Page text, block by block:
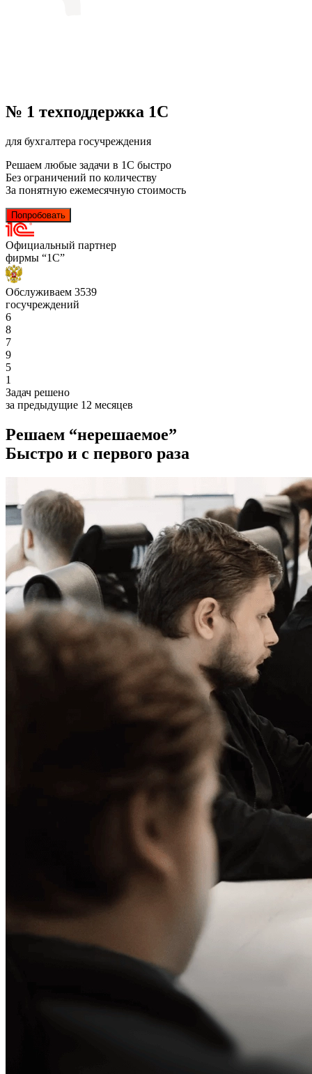
№ 1 техподдержка 1С
для бухгалтера госучреждения
Решаем любые задачи в 1С быстро
Без ограничений по количеству
За понятную ежемесячную стоимость
Попробовать
Официальный партнер
фирмы “1С”
Обслуживаем 3539
госучреждений
6
8
7
9
5
1
Задач решено
за предыдущие 12 месяцев
Решаем “нерешаемое”
Быстро и с первого раза